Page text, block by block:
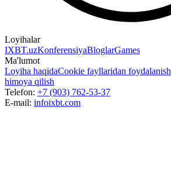
Loyihalar
IXBT.uzKonferensiyaBloglarGames
Ma'lumot
Loyiha haqidaCookie fayllaridan foydalanish
himoya qilish
Telefon: +7 (903) 762-53-37
E-mail: infoixbt.com